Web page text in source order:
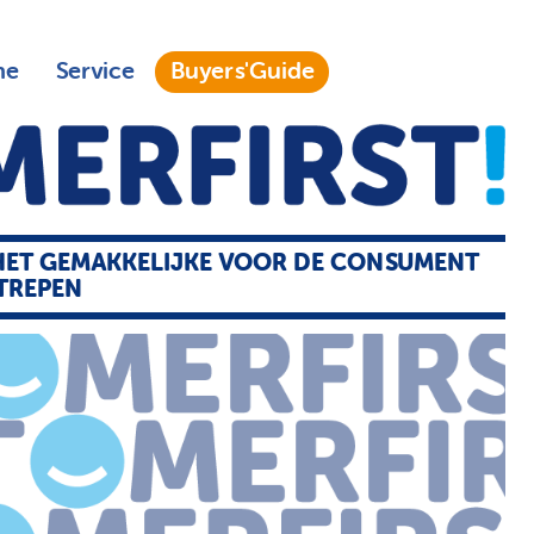
Service Buyers'Guide
GEMAKKELIJKE VOOR DE CONSUMENT